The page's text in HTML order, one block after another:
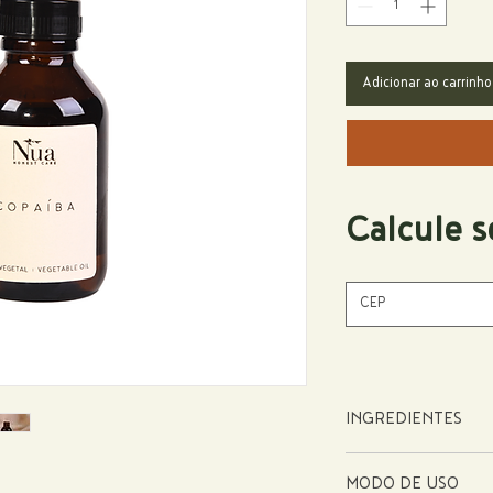
Adicionar ao carrinho
Calcule
INGREDIENTES
*proveniente de fonte
MODO DE USO